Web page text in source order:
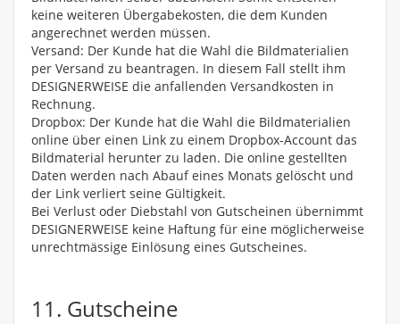
keine weiteren Übergabekosten, die dem Kunden
angerechnet werden müssen.
Versand: Der Kunde hat die Wahl die Bildmaterialien
per Versand zu beantragen. In diesem Fall stellt ihm
DESIGNERWEISE die anfallenden Versandkosten in
Rechnung.
Dropbox: Der Kunde hat die Wahl die Bildmaterialien
online über einen Link zu einem Dropbox-Account das
Bildmaterial herunter zu laden. Die online gestellten
Daten werden nach Abauf eines Monats gelöscht und
der Link verliert seine Gültigkeit.
Bei Verlust oder Diebstahl von Gutscheinen übernimmt
DESIGNERWEISE keine Haftung für eine möglicherweise
unrechtmässige Einlösung eines Gutscheines.
11. Gutscheine